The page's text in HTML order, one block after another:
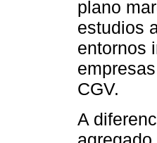
plano
estudios
entornos
CGV.
A